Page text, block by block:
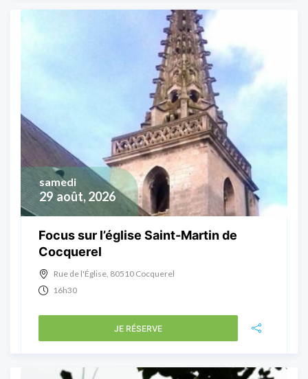
29 août, 2026
samedi
Focus sur l’église Saint-Martin de
Cocquerel
Rue de l'Église, 80510 Cocquerel
16h30
JE RÉSERVE